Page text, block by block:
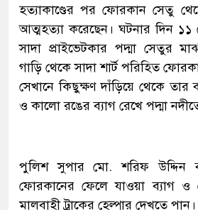
হত্যাকাণ্ডের পর ফোরকান সেতু
আত্মহত্যা করেছেন। ঘটনার দিন
সাদা প্রাইভেটকার পদ্মা সেতুর
গাড়ি থেকে সাদা শার্ট পরিহিত
সেখানে কিছুক্ষণ দাঁড়িয়ে থেকে
ও কালো রঙের ব্যাগ রেখে পদ্মা
পুলিশ সুপার মো. শরিফ উদ্দিন
ফোরকানের ফেলে যাওয়া ব্যাগ
মালবাহী ট্রাকের হেল্পার দেখতে